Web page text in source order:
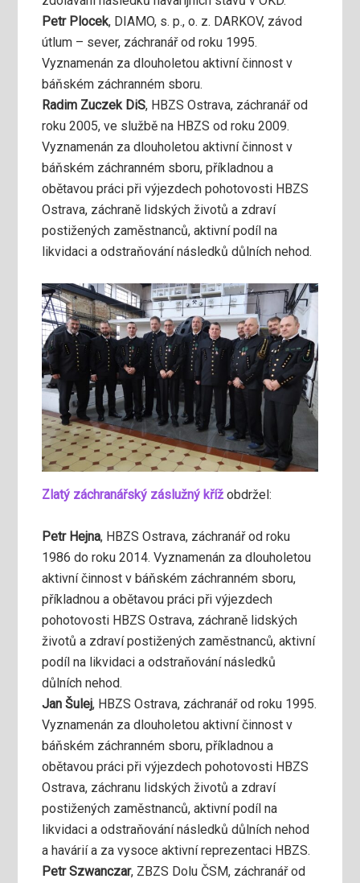
Petr Plocek, DIAMO, s. p., o. z. DARKOV, závod
útlum – sever, záchranář od roku 1995.
Vyznamenán za dlouholetou aktivní činnost v
báňském záchranném sboru.
Radim Zuczek DiS, HBZS Ostrava, záchranář od
roku 2005, ve službě na HBZS od roku 2009.
Vyznamenán za dlouholetou aktivní činnost v
báňském záchranném sboru, příkladnou a
obětavou práci při výjezdech pohotovosti HBZS
Ostrava, záchraně lidských životů a zdraví
postižených zaměstnanců, aktivní podíl na
likvidaci a odstraňování následků důlních nehod.
Zlatý záchranářský záslužný křížobdržel:
Petr Hejna, HBZS Ostrava, záchranář od roku
1986 do roku 2014. Vyznamenán za dlouholetou
aktivní činnost v báňském záchranném sboru,
příkladnou a obětavou práci při výjezdech
pohotovosti HBZS Ostrava, záchraně lidských
životů a zdraví postižených zaměstnanců, aktivní
podíl na likvidaci a odstraňování následků
důlních nehod.
Jan Šulej, HBZS Ostrava, záchranář od roku 1995.
Vyznamenán za dlouholetou aktivní činnost v
báňském záchranném sboru, příkladnou a
obětavou práci při výjezdech pohotovosti HBZS
Ostrava, záchranu lidských životů a zdraví
postižených zaměstnanců, aktivní podíl na
likvidaci a odstraňování následků důlních nehod
a havárií a za vysoce aktivní reprezentaci HBZS.
Petr Szwanczar, ZBZS Dolu ČSM, záchranář od